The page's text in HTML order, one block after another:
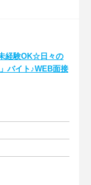
経験OK☆日々の
バイト♪WEB面接